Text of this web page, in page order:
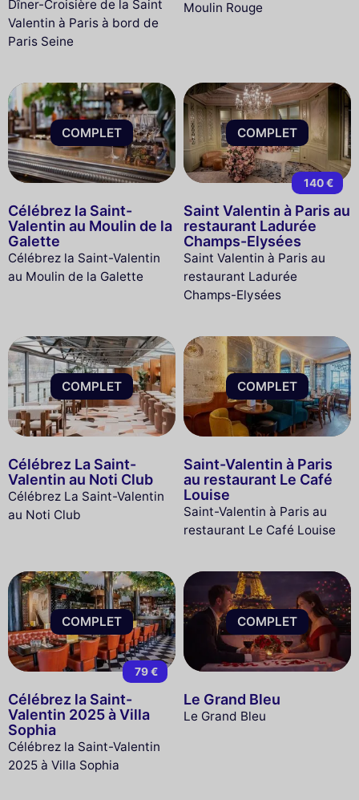
Dîner-Croisière de la Saint
Valentin à Paris à bord de
Paris Seine
Moulin Rouge
COMPLET
Célébrez la Saint-
Valentin au Moulin de la
Galette
Célébrez la Saint-Valentin
au Moulin de la Galette
COMPLET
140 €
Saint Valentin à Paris au
restaurant Ladurée
Champs-Elysées
Saint Valentin à Paris au
restaurant Ladurée
Champs-Elysées
COMPLET
Célébrez La Saint-
Valentin au Noti Club
Célébrez La Saint-Valentin
au Noti Club
COMPLET
Saint-Valentin à Paris
au restaurant Le Café
Louise
Saint-Valentin à Paris au
restaurant Le Café Louise
COMPLET
79 €
Célébrez la Saint-
Valentin 2025 à Villa
Sophia
Célébrez la Saint-Valentin
2025 à Villa Sophia
COMPLET
Le Grand Bleu
Le Grand Bleu